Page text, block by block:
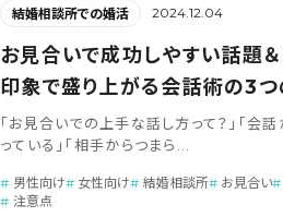
結婚相談所での婚活 2024.12.04
お見合いで成功しやすい話題
印象で盛り上がる会話術の3つ
「お見合いでの上手な話し方って？」「会
っている」「相手からつまら...
男性向け 女性向け 結婚相談所 お見合い
注意点